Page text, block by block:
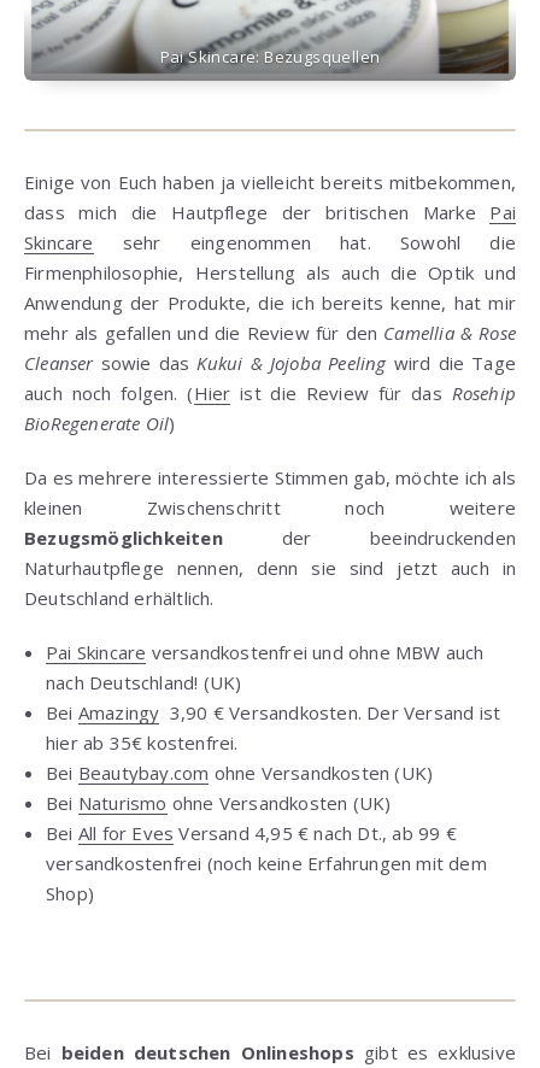
Pai Skincare: Bezugsquellen
Einige von Euch haben ja vielleicht bereits mitbekommen,
dass mich die Hautpflege der britischen Marke Pai
Skincare sehr eingenommen hat. Sowohl die
Firmenphilosophie, Herstellung als auch die Optik und
Anwendung der Produkte, die ich bereits kenne, hat mir
mehr als gefallen und die Review für den Camellia & Rose
Cleansersowie das Kukui & Jojoba Peelingwird die Tage
auch noch folgen. (Hier ist die Review für das Rosehip
BioRegenerate Oil)
Da es mehrere interessierte Stimmen gab, möchte ich als
kleinen Zwischenschritt noch weitere
Bezugsmöglichkeitender beeindruckenden
Naturhautpflege nennen, denn sie sind jetzt auch in
Deutschland erhältlich.
Pai Skincare versandkostenfrei und ohne MBW auch
nach Deutschland! (UK)
Bei Amazingy 3,90 € Versandkosten. Der Versand ist
hier ab 35€ kostenfrei.
Bei Beautybay.com ohne Versandkosten (UK)
Bei Naturismo ohne Versandkosten (UK)
Bei All for Eves Versand 4,95 € nach Dt., ab 99 €
versandkostenfrei (noch keine Erfahrungen mit dem
Shop)
Bei beiden deutschen Onlineshops gibt es exklusive